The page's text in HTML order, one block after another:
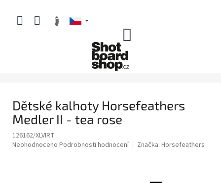
obsah
Dětské kalhoty Horsefeathers
Medler II - tea rose
126162/XLVIRT
Průměrné
Neohodnoceno Podrobnosti hodnocení Značka: Horsefeathers